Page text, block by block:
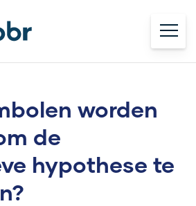
worden
de
hypothese te